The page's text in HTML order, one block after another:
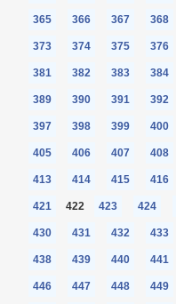
365 366 367 368
373 374 375 376
381 382 383 384
389 390 391 392
397 398 399 400
405 406 407 408
413 414 415 416
421 422 423 424
430 431 432 433
438 439 440 441
446 447 448 449